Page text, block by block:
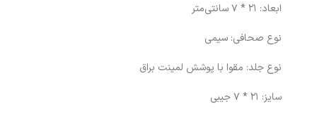
ابعاد: 21 * 7 سانتی‌متر
نوع صحافی: سیمی
نوع جلد: مقوا با پوشش لمینت براق
سایز: 21 * 7 جیبی